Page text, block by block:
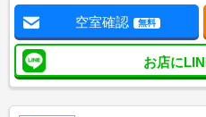
空室確認 無料
お店に